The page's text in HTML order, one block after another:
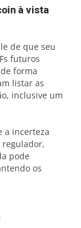
à vista
de que seu
futuros
forma
listar as
inclusive um
a incerteza
regulador,
pode
os